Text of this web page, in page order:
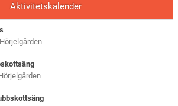
Aktivitetskalender